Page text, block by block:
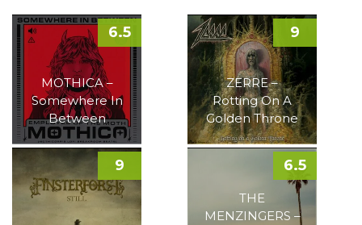
MOTHICA –
Somewhere In
Between
6.5
ZERRE –
Rotting On A
Golden Throne
9
9
THE
MENZINGERS –
6.5